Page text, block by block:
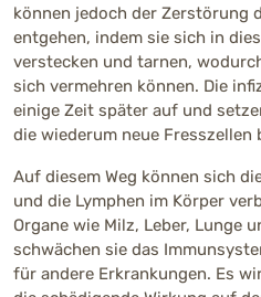
können jedoch der Zerstörung
entgehen, indem sie sich in
verstecken und tarnen,
sich vermehren können. Die
einige Zeit später auf und
die wiederum neue Fresszellen
Auf diesem Weg können sich
und die Lymphen im Körper
Organe wie Milz, Leber, Lunge
schwächen sie das
für andere Erkrankungen. Es